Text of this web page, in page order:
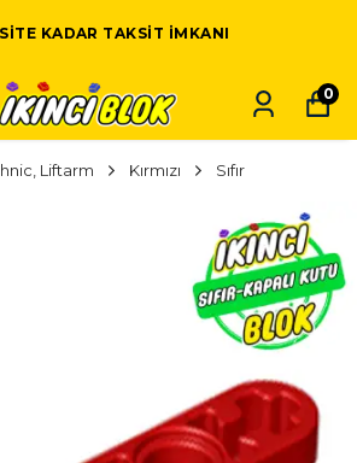
KADAR TAKSIT IMKANI
0
Liftarm Kırmızı Sıfır